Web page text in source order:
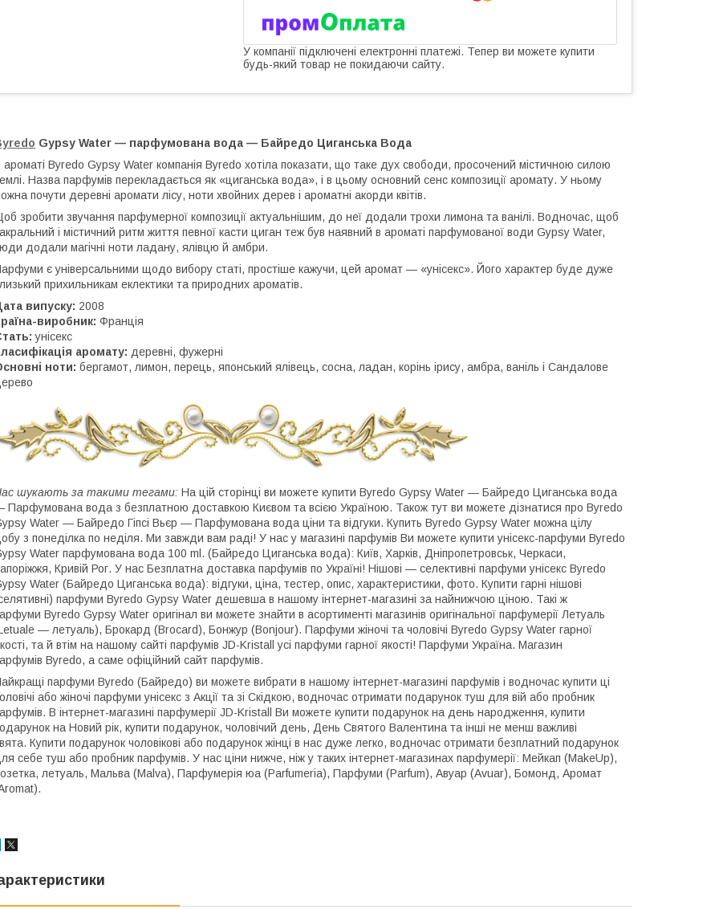
У компанії підключені електронні платежі. Тепер ви можете купити
будь-який товар не покидаючи сайту.
Gypsy Water — парфумована вода — Байредо Циганська Вода
ароматі Byredo Gypsy Water компанія Byredo хотіла показати, що таке дух свободи, просочений містичною силою
Назва парфумів перекладається як «циганська вода», і в цьому основний сенс композиції аромату. У ньому
почути деревні аромати лісу, ноти хвойних дерев і ароматні акорди квітів.
зробити звучання парфумерної композиції актуальнішим, до неї додали трохи лимона та ванілі. Водночас, щоб
і містичний ритм життя певної касти циган теж був наявний в ароматі парфумованої води Gypsy Water,
додали магічні ноти ладану, ялівцю й амбри.
є універсальними щодо вибору статі, простіше кажучи, цей аромат — «унісекс». Його характер буде дуже
прихильникам еклектики та природних ароматів.
випуску: 2008
виробник: Франція
унісекс
аромату: деревні, фужерні
ноти: бергамот, лимон, перець, японський ялівець, сосна, ладан, корінь ірису, амбра, ваніль і Сандалове
шукають за такими тегами: На цій сторінці ви можете купити Byredo Gypsy Water ― Байредо Циганська вода
Парфумована вода з безплатною доставкою Києвом та всією Україною. Також тут ви можете дізнатися про Byredo
Water ― Байредо Гіпсі Вьєр ― Парфумована вода ціни та відгуки. Купить Byredo Gypsy Water можна цілу
з понеділка по неділя. Ми завжди вам раді! У нас у магазині парфумів Ви можете купити унісекс-парфуми Byredo
Water парфумована вода 100 ml. (Байредо Циганська вода): Київ, Харків, Дніпропетровськ, Черкаси,
Кривій Рог. У нас Безплатна доставка парфумів по Україні! Нішові — селективні парфуми унісекс Byredo
Water (Байредо Циганська вода): відгуки, ціна, тестер, опис, характеристики, фото. Купити гарні нішові
парфуми Byredo Gypsy Water дешевша в нашому інтернет-магазині за найнижчою ціною. Такі ж
Byredo Gypsy Water оригінал ви можете знайти в асортименті магазинів оригінальної парфумерії Летуаль
— летуаль), Брокард (Brocard), Бонжур (Bonjour). Парфуми жіночі та чоловічі Byredo Gypsy Water гарної
та й втім на нашому сайті парфумів JD-Kristall усі парфуми гарної якості! Парфуми Україна. Магазин
Byredo, а саме офіційний сайт парфумів.
парфуми Byredo (Байредо) ви можете вибрати в нашому інтернет-магазині парфумів і водночас купити ці
або жіночі парфуми унісекс з Акції та зі Скідкою, водночас отримати подарунок туш для вій або пробник
В інтернет-магазині парфумерії JD-Kristall Ви можете купити подарунок на день народження, купити
на Новий рік, купити подарунок, чоловічий день, День Святого Валентина та інші не менш важливі
Купити подарунок чоловікові або подарунок жінці в нас дуже легко, водночас отримати безплатний подарунок
себе туш або пробник парфумів. У нас ціни нижче, ніж у таких інтернет-магазинах парфумерії: Мейкап (MakeUp),
летуаль, Мальва (Malva), Парфумерія юа (Parfumeria), Парфуми (Parfum), Авуар (Avuar), Бомонд, Аромат